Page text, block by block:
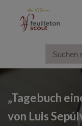
Zum
„Tagebuch
von Luis